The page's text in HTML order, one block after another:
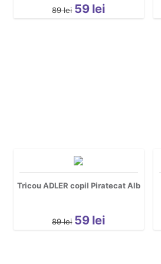
89 lei 59 lei
Tricou ADLER copil Piratecat Alb
89 lei 59 lei